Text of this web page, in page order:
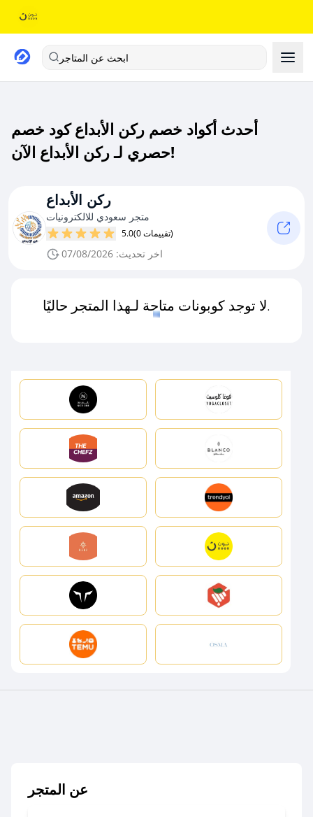
ابحث عن المتاجر
أحدث أكواد خصم ركن الأبداع كود خصم
حصري لـ ركن الأبداع الآن!
ركن الأبداع
متجر سعودي للالكترونيات
5.0 (0 تقييمات)
اخر تحديث: 07/08/2026
لا توجد كوبونات متاحة لـهذا المتجر حاليًا.
عن المتجر